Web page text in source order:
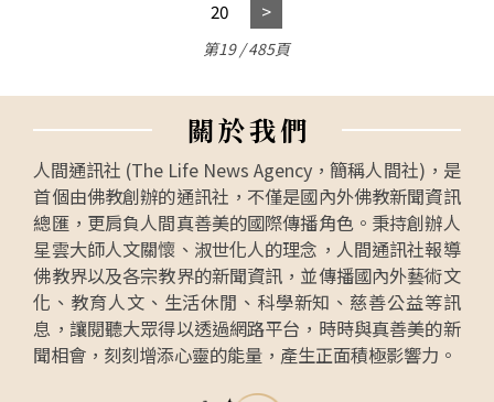
20
第19 / 485頁
關於我們
人間通訊社 (The Life News Agency，簡稱人間社)，是
首個由佛教創辦的通訊社，不僅是國內外佛教新聞資訊
總匯，更肩負人間真善美的國際傳播角色。秉持創辦人
星雲大師人文關懷、淑世化人的理念，人間通訊社報導
佛教界以及各宗教界的新聞資訊，並傳播國內外藝術文
化、教育人文、生活休閒、科學新知、慈善公益等訊
息，讓閱聽大眾得以透過網路平台，時時與真善美的新
聞相會，刻刻增添心靈的能量，產生正面積極影響力。